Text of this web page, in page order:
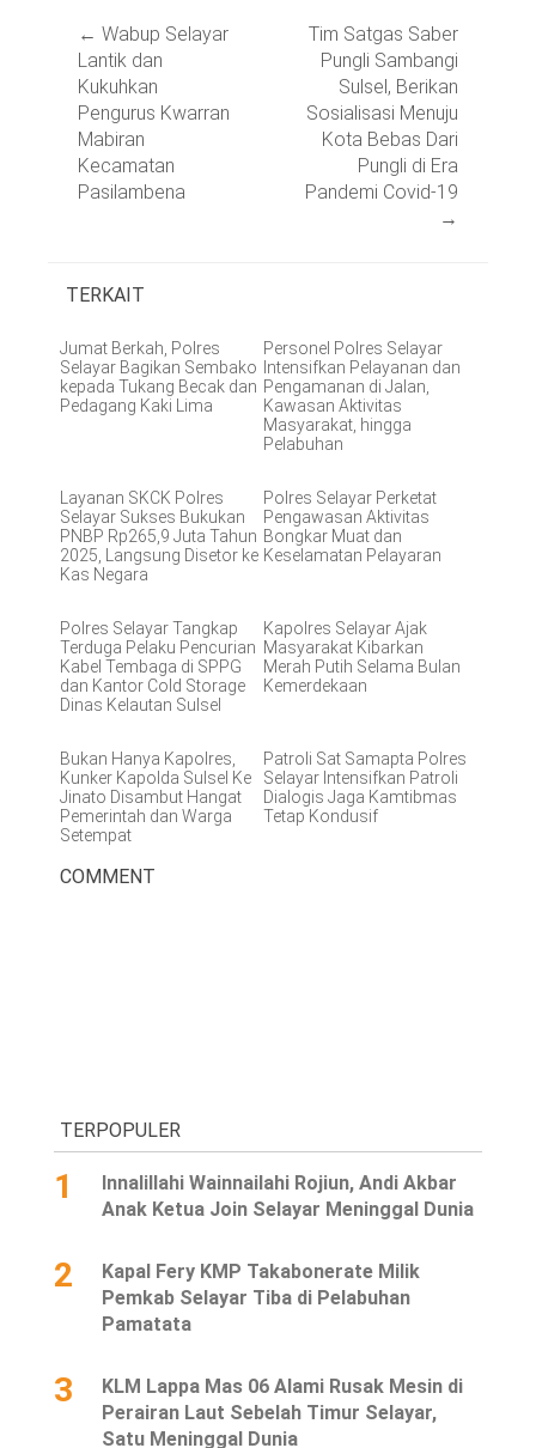
navigation
← Wabup Selayar
Lantik dan
Kukuhkan
Pengurus Kwarran
Mabiran
Kecamatan
Pasilambena
Tim Satgas Saber
Pungli Sambangi
Sulsel, Berikan
Sosialisasi Menuju
Kota Bebas Dari
Pungli di Era
Pandemi Covid-19
→
TERKAIT
Jumat Berkah, Polres
Selayar Bagikan Sembako
kepada Tukang Becak dan
Pedagang Kaki Lima
Personel Polres Selayar
Intensifkan Pelayanan dan
Pengamanan di Jalan,
Kawasan Aktivitas
Masyarakat, hingga
Pelabuhan
Layanan SKCK Polres
Selayar Sukses Bukukan
PNBP Rp265,9 Juta Tahun
2025, Langsung Disetor ke
Kas Negara
Polres Selayar Perketat
Pengawasan Aktivitas
Bongkar Muat dan
Keselamatan Pelayaran
Polres Selayar Tangkap
Terduga Pelaku Pencurian
Kabel Tembaga di SPPG
dan Kantor Cold Storage
Dinas Kelautan Sulsel
Kapolres Selayar Ajak
Masyarakat Kibarkan
Merah Putih Selama Bulan
Kemerdekaan
Bukan Hanya Kapolres,
Kunker Kapolda Sulsel Ke
Jinato Disambut Hangat
Pemerintah dan Warga
Setempat
Patroli Sat Samapta Polres
Selayar Intensifkan Patroli
Dialogis Jaga Kamtibmas
Tetap Kondusif
COMMENT
TERPOPULER
1
Innalillahi Wainnailahi Rojiun, Andi Akbar
Anak Ketua Join Selayar Meninggal Dunia
2
Kapal Fery KMP Takabonerate Milik
Pemkab Selayar Tiba di Pelabuhan
Pamatata
3
KLM Lappa Mas 06 Alami Rusak Mesin di
Perairan Laut Sebelah Timur Selayar,
Satu Meninggal Dunia